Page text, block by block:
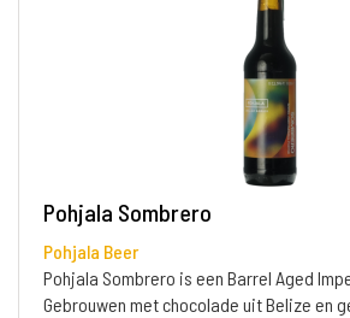
Pohjala Sombrero
Pohjala Beer
Pohjala Sombrero is een Barrel Aged
Gebrouwen met chocolade uit Belize en